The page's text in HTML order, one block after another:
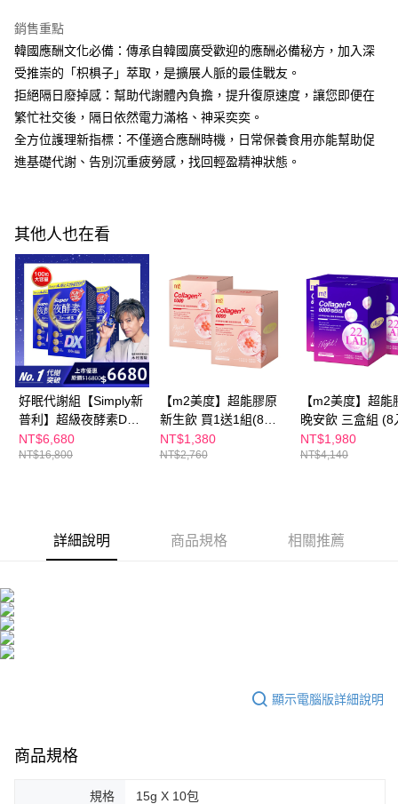
１．透過由恩沛科技股份有限公司提供之「AFTEE先享後付」服務完成之交
易，需依本服務之必要範圍內提供個人資料，並將交易相關給付款項請求債
權轉讓予恩沛科技股份有限公司。
２．關於個人資料處理事宜，請瀏覽以下網址：
https://aftee.tw/terms/#terms3
３．未成年的使用者請事先徵得法定代理人或監護人之同意方可使用
任。
４．使用「AFTEE先享後付」時，將依據個別帳號之用戶狀況，依本公司即
恩沛科技股份有限公司將有權停止該用戶之使用額度並採取法律行動。
每筆NT$100，滿NT$600(含以上)免運費
付款後7-11取貨
每筆NT$100，滿NT$600(含以上)免運費
宅配
每筆NT$100，滿NT$600(含以上)免運費
海外配送
海外配送(澳門) 查看運費
海外配送(馬來西亞) 查看運費
海外配送(澳洲) 查看運費
銷售重點
韓國應酬文化必備：傳承自韓國廣受歡迎的應酬必備秘方，加入深
受推崇的「枳椇子」萃取，是擴展人脈的最佳戰友。
拒絕隔日廢掉感：幫助代謝體內負擔，提升復原速度，讓您即便在
繁忙社交後，隔日依然電力滿格、神采奕奕。
全方位護理新指標：不僅適合應酬時機，日常保養食用亦能幫助促
進基礎代謝、告別沉重疲勞感，找回輕盈精神狀態。
其他人也在看
好眠代謝組【Simply新
普利】超級夜酵素DX
100錠/盒x3盒 木村拓
哉 代言(日韓雙GABA
NT$6,680
NT$16,800
【m2美度】超能膠原
新生飲 買1送1組(8入/
盒.孫藝珍代言-膠原蛋
白)
NT$1,380
NT$2,760
【m2美度】超能
晚安飲 三盒組 (8
NT$1,980
NT$4,140
詳細說明 商品規格 相關推薦
顯示電腦版詳細說明
商品規格
規格 15g X 10包